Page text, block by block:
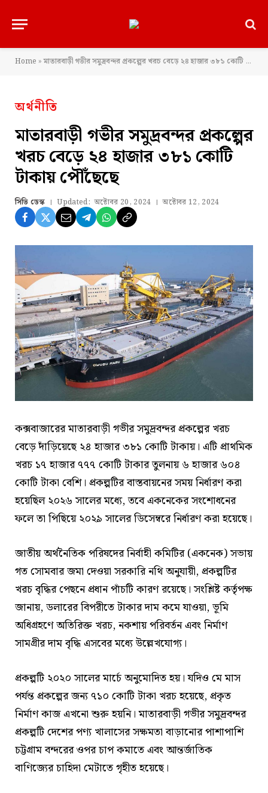
Home »মাতারবাড়ী গভীর সমুদ্রবন্দর প্রকল্পের খরচ বেড়ে ২৪ হাজার ৩৮১ কোটি টাকায় পৌঁছেছে
অর্থনীতি
মাতারবাড়ী গভীর সমুদ্রবন্দর প্রকল্পের
খরচ বেড়ে ২৪ হাজার ৩৮১ কোটি
টাকায় পৌঁছেছে
সিভি ডেস্ক Updated: অক্টোবর 20, 2024 অক্টোবর 12, 2024
কক্সবাজারের মাতারবাড়ী গভীর সমুদ্রবন্দর প্রকল্পের খরচ
বেড়ে দাঁড়িয়েছে ২৪ হাজার ৩৮১ কোটি টাকায়। এটি প্রাথমিক
খরচ ১৭ হাজার ৭৭৭ কোটি টাকার তুলনায় ৬ হাজার ৬০৪
কোটি টাকা বেশি। প্রকল্পটির বাস্তবায়নের সময় নির্ধারণ করা
হয়েছিল ২০২৬ সালের মধ্যে, তবে একনেকের সংশোধনের
ফলে তা পিছিয়ে ২০২৯ সালের ডিসেম্বরে নির্ধারণ করা হয়েছে।
জাতীয় অর্থনৈতিক পরিষদের নির্বাহী কমিটির (একনেক) সভায়
গত সোমবার জমা দেওয়া সরকারি নথি অনুযায়ী, প্রকল্পটির
খরচ বৃদ্ধির পেছনে প্রধান পাঁচটি কারণ রয়েছে। সংশ্লিষ্ট কর্তৃপক্ষ
জানায়, ডলারের বিপরীতে টাকার দাম কমে যাওয়া, ভূমি
অধিগ্রহণে অতিরিক্ত খরচ, নকশায় পরিবর্তন এবং নির্মাণ
সামগ্রীর দাম বৃদ্ধি এসবের মধ্যে উল্লেখযোগ্য।
প্রকল্পটি ২০২০ সালের মার্চে অনুমোদিত হয়। যদিও মে মাস
পর্যন্ত প্রকল্পের জন্য ৭১০ কোটি টাকা খরচ হয়েছে, প্রকৃত
নির্মাণ কাজ এখনো শুরু হয়নি। মাতারবাড়ী গভীর সমুদ্রবন্দর
প্রকল্পটি দেশের পণ্য খালাসের সক্ষমতা বাড়ানোর পাশাপাশি
চট্টগ্রাম বন্দরের ওপর চাপ কমাতে এবং আন্তর্জাতিক
বাণিজ্যের চাহিদা মেটাতে গৃহীত হয়েছে।